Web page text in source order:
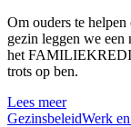
Om ouders te
gezin leggen we
het
trots op ben.
Lees meer
GezinsbeleidWerk